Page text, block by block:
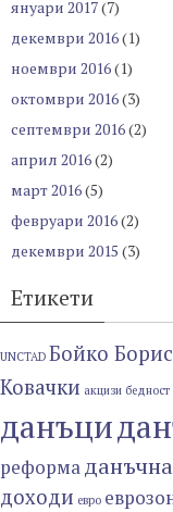
януари 2017(7)
декември 2016(1)
ноември 2016(1)
октомври 2016(3)
септември 2016(2)
април 2016(2)
март 2016(5)
февруари 2016(2)
декември 2015 (3)
Етикети
UNCTAD Бойко
Ковачки акцизи бедност
данъци
реформа
доходи евро